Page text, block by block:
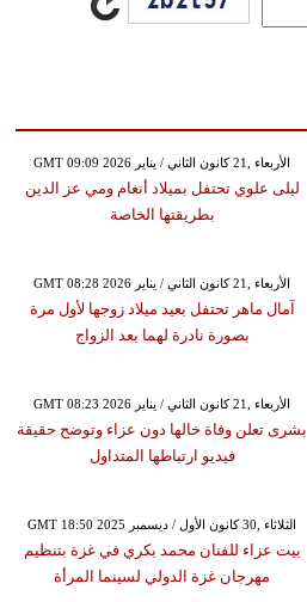
GMT 09:09 2026 الأربعاء ,21 كانون الثاني / يناير
ليلى علوي تحتفل بميلاد أنغام ومي عز الدين
بطريقتها الخاصة
GMT 08:28 2026 الأربعاء ,21 كانون الثاني / يناير
آمال ماهر تحتفل بعيد ميلاد زوجها لأول مرة
بصورة نادرة لهما بعد الزواج
GMT 08:23 2026 الأربعاء ,21 كانون الثاني / يناير
بشرى تعلن وفاة خالها دون عزاء وتوضح حقيقة
فيديو ارتباطها المتداول
GMT 18:50 2025 الثلاثاء ,30 كانون الأول / ديسمبر
بيت عزاء للفنان محمد بكري في غزة بتنظيم
مهرجان غزة الدولي لسينما المرأة